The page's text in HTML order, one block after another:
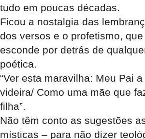
tudo em poucas décadas.
Ficou a nostalgia das
dos versos e o profetismo,
esconde por detrás de
poética.
“Ver esta maravilha: Meu Pai
videira/ Como uma mãe que
filha”.
Não têm conto as sugestões
místicas – para não dizer